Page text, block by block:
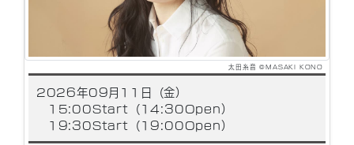
太田糸音 ©MASAKI KONO
2026年09月11日（金）
15:00Start（14:30Open）
19:30Start（19:00Open）